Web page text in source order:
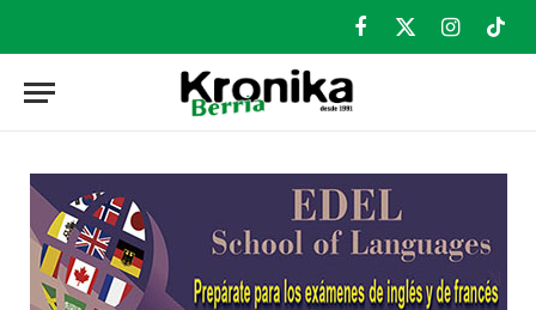
Facebook
X
Instagram